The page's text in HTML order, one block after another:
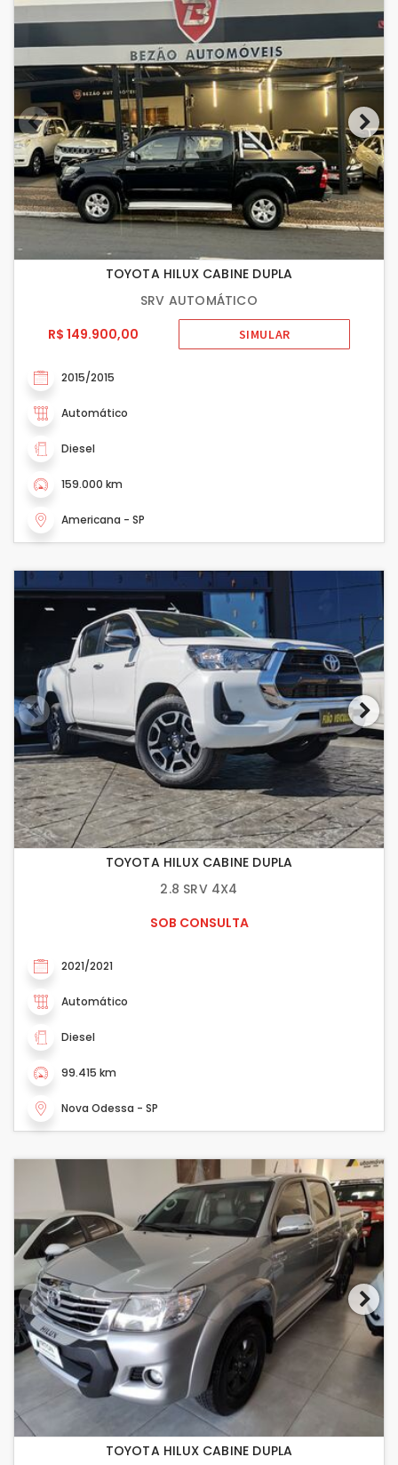
TOYOTA HILUX CABINE DUPLA
SRV AUTOMÁTICO
R$ 149.900,00
SIMULAR
2015/2015
Automático
Diesel
159.000 km
Americana - SP
TOYOTA HILUX CABINE DUPLA
2.8 SRV 4X4
SOB CONSULTA
2021/2021
Automático
Diesel
99.415 km
Nova Odessa - SP
TOYOTA HILUX CABINE DUPLA